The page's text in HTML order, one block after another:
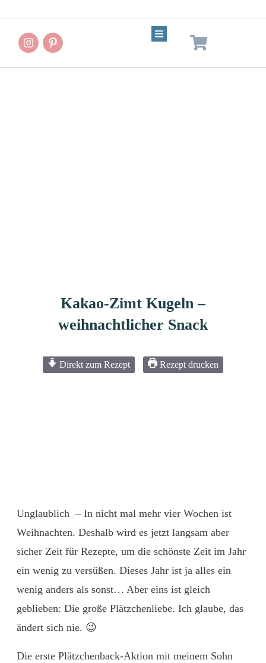
Kakao-Zimt Kugeln –
weihnachtlicher Snack
Direkt zum Rezept Rezept drucken
Unglaublich – In nicht mal mehr vier Wochen ist
Weihnachten. Deshalb wird es jetzt langsam aber
sicher Zeit für Rezepte, um die schönste Zeit im Jahr
ein wenig zu versüßen. Dieses Jahr ist ja alles ein
wenig anders als sonst… Aber eins ist gleich
geblieben: Die große Plätzchenliebe. Ich glaube, das
ändert sich nie. 😉
Die erste Plätzchenback-Aktion mit meinem Sohn